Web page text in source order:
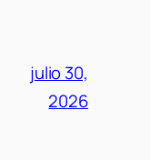
julio 30,
2026